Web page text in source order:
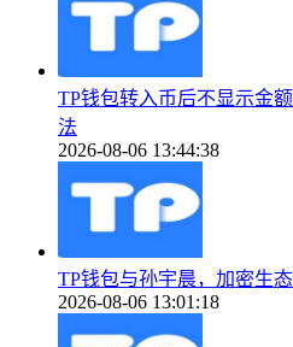
TP钱包转入币后不显示金
法
2026-08-06 13:44:38
TP钱包与孙宇晨，加密生
2026-08-06 13:01:18